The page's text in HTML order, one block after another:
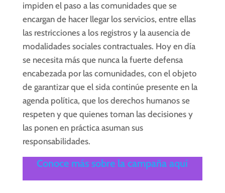
impiden el paso a las comunidades que se
encargan de hacer llegar los servicios, entre ellas
las restricciones a los registros y la ausencia de
modalidades sociales contractuales. Hoy en día
se necesita más que nunca la fuerte defensa
encabezada por las comunidades, con el objeto
de garantizar que el sida continúe presente en la
agenda política, que los derechos humanos se
respeten y que quienes toman las decisiones y
las ponen en práctica asuman sus
responsabilidades.
Conoce más sobre la campaña aquí